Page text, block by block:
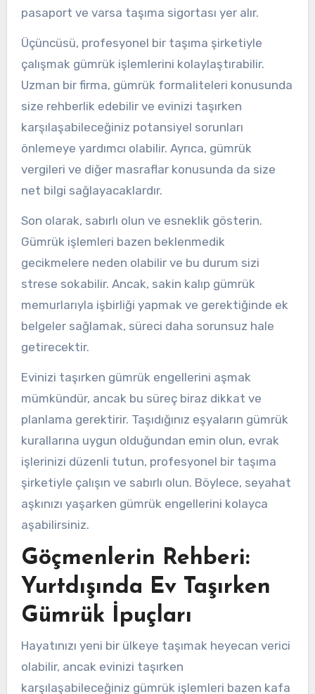
pasaport ve varsa taşıma sigortası yer alır.
Üçüncüsü, profesyonel bir taşıma şirketiyle
çalışmak gümrük işlemlerini kolaylaştırabilir.
Uzman bir firma, gümrük formaliteleri konusunda
size rehberlik edebilir ve evinizi taşırken
karşılaşabileceğiniz potansiyel sorunları
önlemeye yardımcı olabilir. Ayrıca, gümrük
vergileri ve diğer masraflar konusunda da size
net bilgi sağlayacaklardır.
Son olarak, sabırlı olun ve esneklik gösterin.
Gümrük işlemleri bazen beklenmedik
gecikmelere neden olabilir ve bu durum sizi
strese sokabilir. Ancak, sakin kalıp gümrük
memurlarıyla işbirliği yapmak ve gerektiğinde ek
belgeler sağlamak, süreci daha sorunsuz hale
getirecektir.
Evinizi taşırken gümrük engellerini aşmak
mümkündür, ancak bu süreç biraz dikkat ve
planlama gerektirir. Taşıdığınız eşyaların gümrük
kurallarına uygun olduğundan emin olun, evrak
işlerinizi düzenli tutun, profesyonel bir taşıma
şirketiyle çalışın ve sabırlı olun. Böylece, seyahat
aşkınızı yaşarken gümrük engellerini kolayca
aşabilirsiniz.
Göçmenlerin Rehberi:
Yurtdışında Ev Taşırken
Gümrük İpuçları
Hayatınızı yeni bir ülkeye taşımak heyecan verici
olabilir, ancak evinizi taşırken
karşılaşabileceğiniz gümrük işlemleri bazen kafa